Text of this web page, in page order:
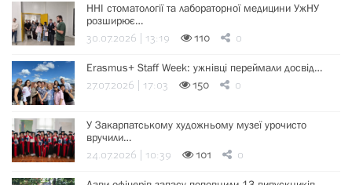
ННІ стоматології та лабораторної медицини УжНУ
розширює…
30.07.2026 | 13:19 110 0
Erasmus+ Staff Week: ужнівці переймали досвід…
27.07.2026 | 17:03 150 0
У Закарпатському художньому музеї урочисто
вручили…
24.07.2026 | 10:39 101 0